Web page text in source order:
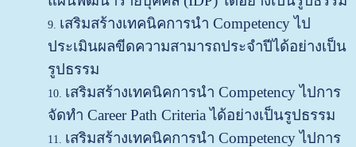
เสริมสร้างเทคนิคการนำ Competency ไป
ประเมินผลขีดความสามารถประจำปีได้อย่างเป็น
รูปธรรม
เสริมสร้างเทคนิคการนำ Competency ไปการ
จัดทำ Career Path Criteria ได้อย่างเป็นรูปธรรม
เสริมสร้างเทคนิคการนำ Competency ไปการ